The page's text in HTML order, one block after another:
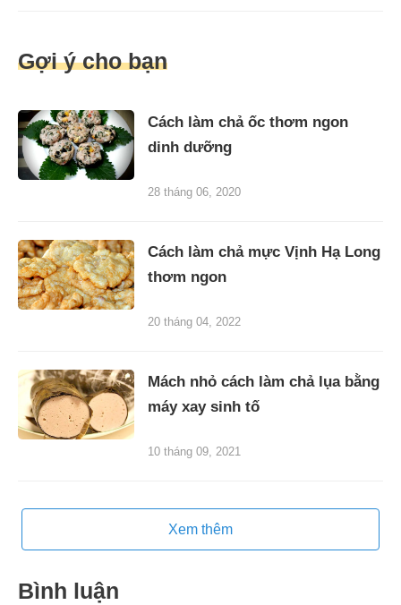
Gợi ý cho bạn
Cách làm chả ốc thơm ngon
dinh dưỡng
28 tháng 06, 2020
Cách làm chả mực Vịnh Hạ Long
thơm ngon
20 tháng 04, 2022
Mách nhỏ cách làm chả lụa bằng
máy xay sinh tố
10 tháng 09, 2021
Xem thêm
Bình luận